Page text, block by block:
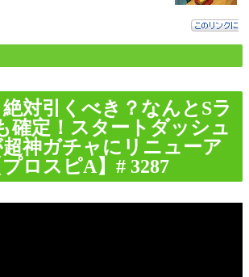
対引くべき？なんとSラ
確定！スタートダッシュ
神ガチャにリニューア
ロスピA】# 3287